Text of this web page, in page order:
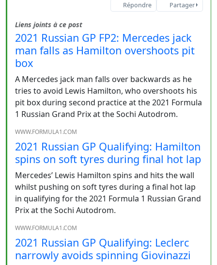
Répondre Partager
Liens joints à ce post
2021 Russian GP FP2: Mercedes jack
man falls as Hamilton overshoots pit
box
A Mercedes jack man falls over backwards as he
tries to avoid Lewis Hamilton, who overshoots his
pit box during second practice at the 2021 Formula
1 Russian Grand Prix at the Sochi Autodrom.
WWW.FORMULA1.COM
2021 Russian GP Qualifying: Hamilton
spins on soft tyres during final hot lap
Mercedes’ Lewis Hamilton spins and hits the wall
whilst pushing on soft tyres during a final hot lap
in qualifying for the 2021 Formula 1 Russian Grand
Prix at the Sochi Autodrom.
WWW.FORMULA1.COM
2021 Russian GP Qualifying: Leclerc
narrowly avoids spinning Giovinazzi